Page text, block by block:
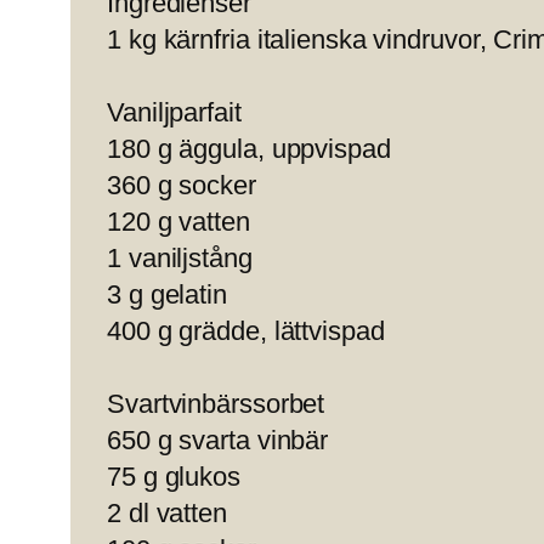
1 kg kärnfria italienska vindruvor,
Vaniljparfait
180 g äggula, uppvispad
360 g socker
120 g vatten
1 vaniljstång
3 g gelatin
400 g grädde, lättvispad
Svartvinbärssorbet
650 g svarta vinbär
75 g glukos
2 dl vatten